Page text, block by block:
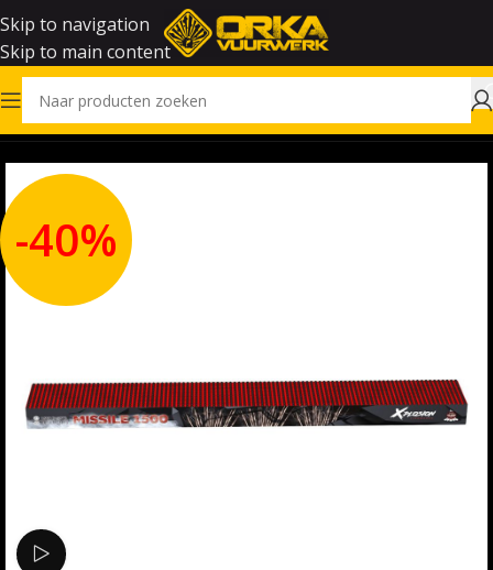
Skip to navigation
Skip to main content
Home Outlet
-40%
Bekijk video